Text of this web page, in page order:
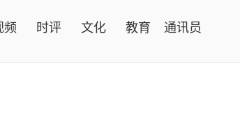
频 时评 文化 教育 通讯员